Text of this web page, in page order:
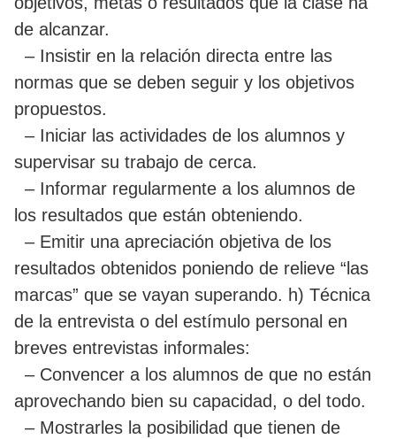
de alcanzar.
– Insistir en la relación directa entre las
normas que se deben seguir y los objetivos
propuestos.
– Iniciar las actividades de los alumnos y
supervisar su trabajo de cerca.
– Informar regularmente a los alumnos de
los resultados que están obteniendo.
– Emitir una apreciación objetiva de los
resultados obtenidos poniendo de relieve “las
marcas” que se vayan superando. h) Técnica
de la entrevista o del estímulo personal en
breves entrevistas informales:
– Convencer a los alumnos de que no están
aprovechando bien su capacidad, o del todo.
– Mostrarles la posibilidad que tienen de